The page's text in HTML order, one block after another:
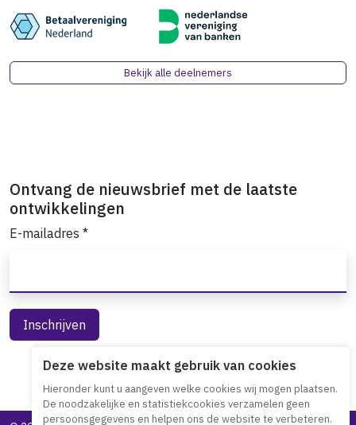
Bekijk alle deelnemers
Ontvang de nieuwsbrief met de laatste
ontwikkelingen
E-mailadres *
Deze website maakt gebruik van cookies
Hieronder kunt u aangeven welke cookies wij mogen plaatsen.
De noodzakelijke en statistiekcookies verzamelen geen
persoonsgegevens en helpen ons de website te verbeteren.